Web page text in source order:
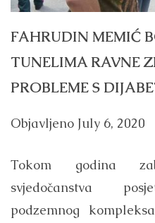
FAHRUDIN MEMIĆ
TUNELIMA RAVNE
PROBLEME S
Objavljeno July 6, 2020
Tokom godina
svjedočanstva
podzemnog